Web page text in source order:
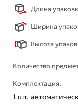
Длина
Ширина
Высота
Количество
Комплектация:
1 шт.